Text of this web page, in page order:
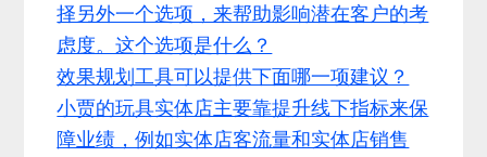
择另外一个选项，来帮助影响潜在客户的考
虑度。这个选项是什么？
效果规划工具可以提供下面哪一项建议？
小贾的玩具实体店主要靠提升线下指标来保
障业绩，例如实体店客流量和实体店销售